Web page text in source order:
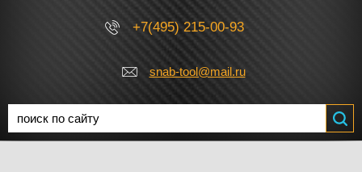
+7(495) 215-00-93
snab-tool@mail.ru